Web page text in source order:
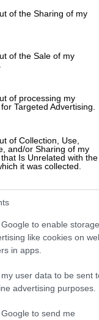
or usage behaviour.
to Google and its
specified purposes
of the Sharing of my
of the Sale of my
of processing my
Targeted Advertising.
of Collection, Use,
and/or Sharing of my
Is Unrelated with the
it was collected.
to enable storage
like cookies on
in apps.
user data to be sent
advertising purposes.
to send me
τα σπίτια
και έστηνε
έχουν γίνει
άμεσα με δική
και τα προσβλητικά